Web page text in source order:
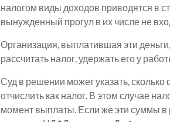
налогом виды доходов приводятся в
вынужденный прогул в их числе не
Организация, выплатившая эти
рассчитать налог, удержать его у
Суд в решении может указать,
отчислить как налог. В этом случае
момент выплаты. Если же эти суммы в